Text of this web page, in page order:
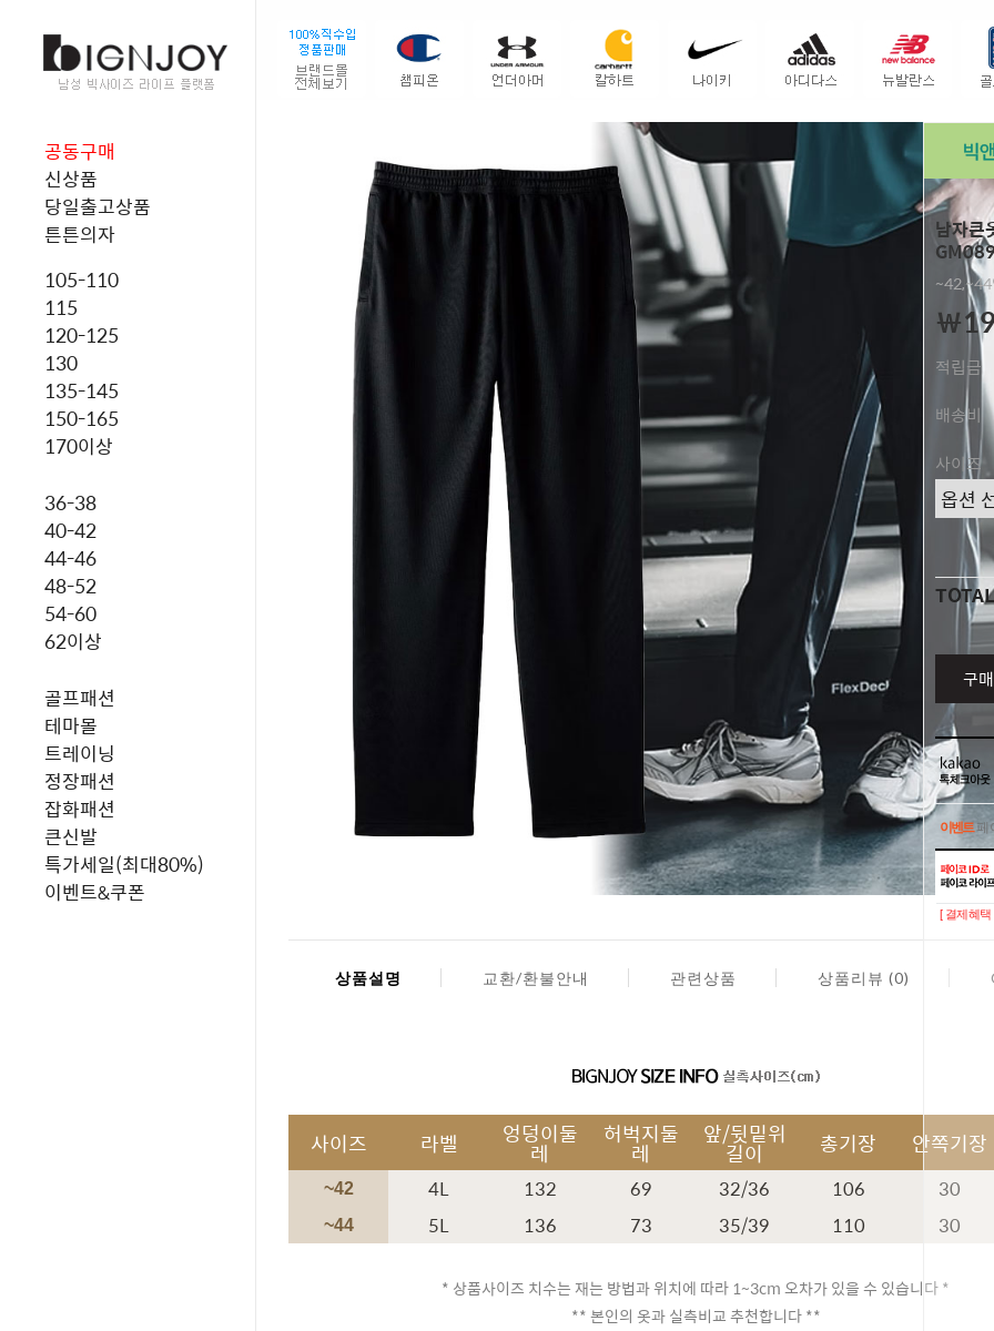
공동구매
신상품
당일출고상품
튼튼의자
105-110
115
120-125
130
135-145
150-165
170이상
36-38
40-42
44-46
48-52
54-60
62이상
골프패션
테마몰
트레이닝
정장패션
잡화패션
큰신발
특가세일(최대80%)
이벤트&쿠폰
남자큰
￦
적립금
배송비
사이즈
TOTAL
구
이벤트페
이벤트페
[ 결제혜
상품설명 교환/환불안내 관련상품 상품리뷰 (0)
사이즈 라벨 엉덩이둘
레
허벅지둘
레
앞/뒷밑위
길이 총기장 안쪽기장
~42 4L 132 69 32/36 106 30
~44 5L 136 73 35/39 110 30
* 상품사이즈 치수는 재는 방법과 위치에 따라 1~3cm 오차가 있을 수 있습니다 *
** 본인의 옷과 실측비교 추천합니다 **